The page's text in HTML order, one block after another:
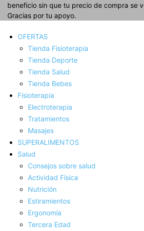
beneficio sin que tu precio de compra se
Gracias por tu apoyo.
OFERTAS
Tienda Fisioterapia
Tienda Deporte
Tienda Salud
Tienda Bebes
Fisioterapia
Electroterapia
Tratamientos
Masajes
SUPERALIMENTOS
Salud
Consejos sobre salud
Actividad Fí­sica
Nutrición
Estiramientos
Ergonomí­a
Tercera Edad